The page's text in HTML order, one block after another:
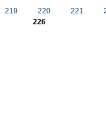
219 220 221
226